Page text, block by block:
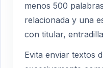
menos 500
relacionada y una
con titular,
Evita enviar textos